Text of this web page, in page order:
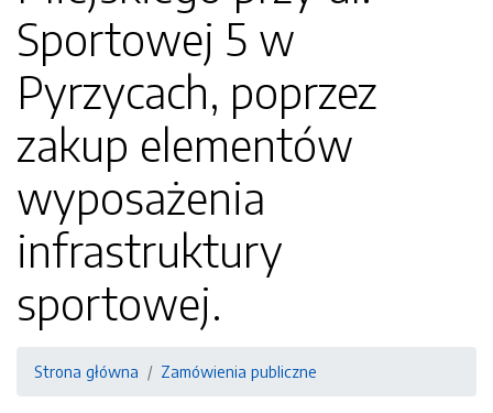
Sportowej 5 w
Pyrzycach, poprzez
zakup elementów
wyposażenia
infrastruktury
sportowej.
Strona główna Zamówienia publiczne